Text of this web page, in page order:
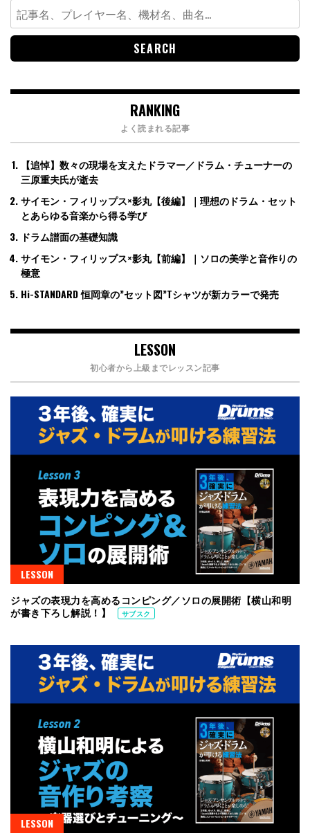
Search
for:
RANKING
よく読まれる記事
【追悼】数々の現場を支えたドラマー／ドラム・チューナーの
三原重夫氏が逝去
サイモン・フィリップス×影丸【後編】｜理想のドラム・セット
とあらゆる音楽から得る学び
ドラム譜面の基礎知識
サイモン・フィリップス×影丸【前編】｜ソロの美学と音作りの
極意
Hi-STANDARD 恒岡章の”セット図”Tシャツが新カラーで発売
LESSON
初心者から上級までレッスン記事
LESSON
ジャズの表現力を高めるコンピング／ソロの展開術【横山和明
が書き下ろし解説！】
サブスク
LESSON